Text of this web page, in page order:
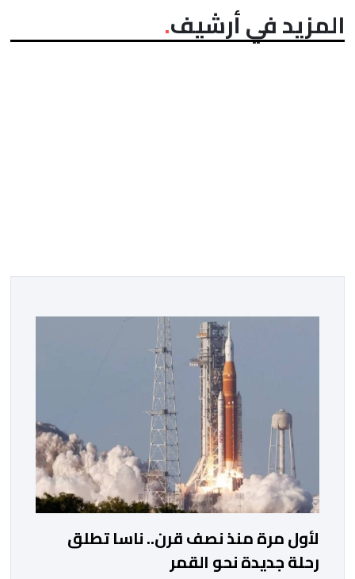
المزيد في أرشيف
لأول مرة منذ نصف قرن.. ناسا تطلق
رحلة جديدة نحو القمر